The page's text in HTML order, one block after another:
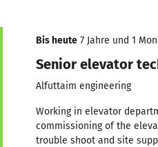
Bis heute 7 Jahre und 1
Senior elevator
Alfuttaim engineering
Working in elevator
commissioning of the
trouble shoot and site